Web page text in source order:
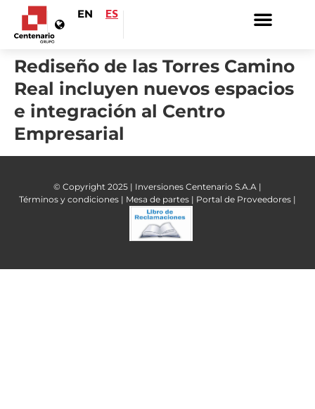
EN ES
Rediseño de las Torres Camino
Real incluyen nuevos espacios
e integración al Centro
Empresarial
© Copyright 2025 | Inversiones Centenario S.A.A |
Términos y condiciones | Mesa de partes | Portal de Proveedores |